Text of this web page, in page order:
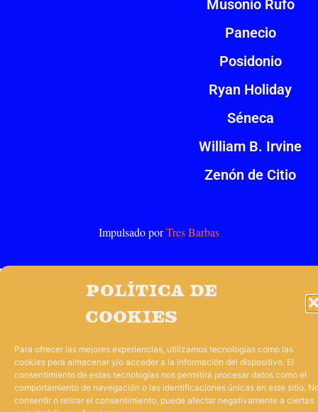
Política de
cookies
Para ofrecer las mejores experiencias, utilizamos tecnologías como las
cookies para almacenar y/o acceder a la información del dispositivo. El
consentimiento de estas tecnologías nos permitirá procesar datos como el
comportamiento de navegación o las identificaciones únicas en este sitio.
consentir o retirar el consentimiento, puede afectar negativamente a ciertas
Musonio Rufo
Panecio
Posidonio
Ryan Holiday
Séneca
William B. Irvine
Zenón de Citio
Impulsado porTres Barbas